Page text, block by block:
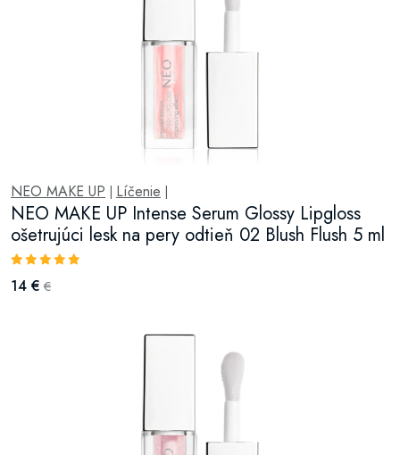
NEO MAKE UP Líčenie
NEO MAKE UP Intense Serum Glossy Lipgloss
ošetrujúci lesk na pery odtieň 02 Blush Flush 5 ml
14 € €